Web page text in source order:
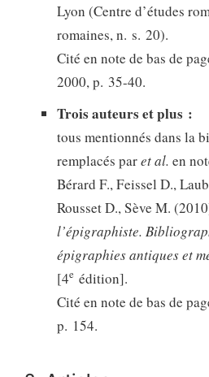
Lyon (Centre d’études
romaines, n. s. 20).
Cité en note de bas de
2000, p. 35-40.
Trois auteurs et plus :
tous mentionnés dans la
remplacés paret al. en
Bérard F., Feissel D.,
Rousset D., Sève M.
l’épigraphiste.
épigraphies antiques et
[4e édition].
Cité en note de bas de
p. 154.